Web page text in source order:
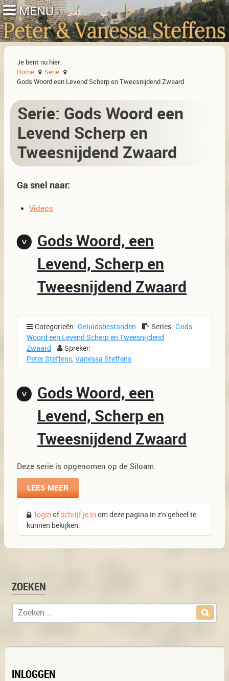
Je bent nu hier:
Home
Serie
Gods Woord een Levend Scherp en Tweesnijdend Zwaard
Serie: Gods Woord een
Levend Scherp en
Tweesnijdend Zwaard
Ga snel naar:
Videos
Gods Woord, een
Levend, Scherp en
Tweesnijdend Zwaard
Categorieën: Geluidsbestanden Series: Gods
Woord een Levend Scherp en Tweesnijdend
Zwaard
Spreker:
Peter Steffens,Vanessa Steffens
Gods Woord, een
Levend, Scherp en
Tweesnijdend Zwaard
Deze serie is opgenomen op de Siloam.
LEES MEER
login of schrijf je in om deze pagina in z'n geheel te
kunnen bekijken.
ZOEKEN
Zoek naar:
INLOGGEN